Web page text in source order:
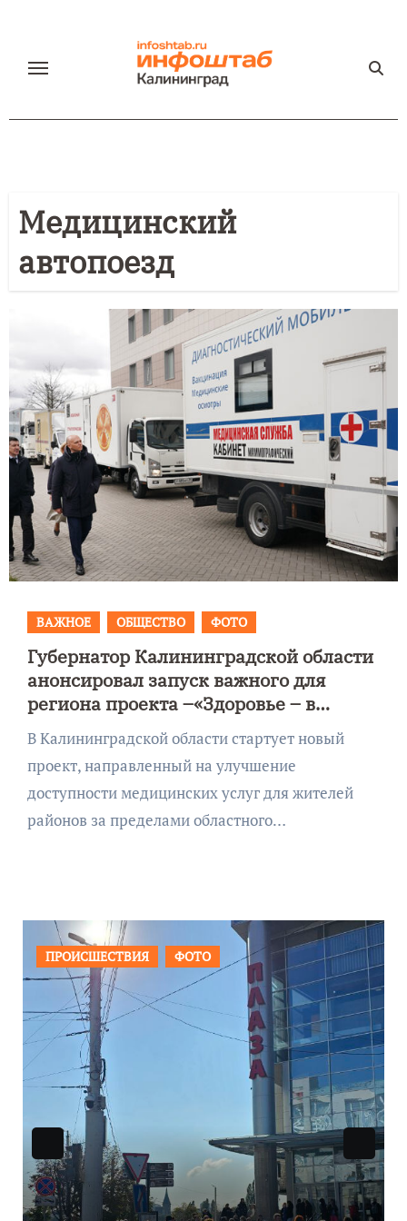
содержанию
Медицинский
автопоезд
ВАЖНОЕ ОБЩЕСТВО ФОТО
Губернатор Калининградской области
анонсировал запуск важного для
региона проекта –«Здоровье – в
каждый дом»
В Калининградской области стартует новый
проект, направленный на улучшение
доступности медицинских услуг для жителей
районов за пределами областного…
ФОТО